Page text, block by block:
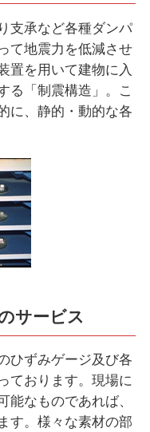
支承など各種ダンパ
て地震力を低減させ
置を用いて建物に入
る「制震構造」。こ
に、静的・動的な各
サービス
ひずみゲージ及び各
ております。現場に
能なものであれば、
す。様々な素材の部